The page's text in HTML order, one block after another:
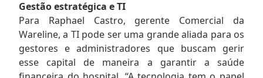
Gestão estratégica e TI
Para Raphael Castro, gerente Comercial da
Wareline, a TI pode ser uma grande aliada para os
gestores e administradores que buscam gerir
esse capital de maneira a garantir a saúde